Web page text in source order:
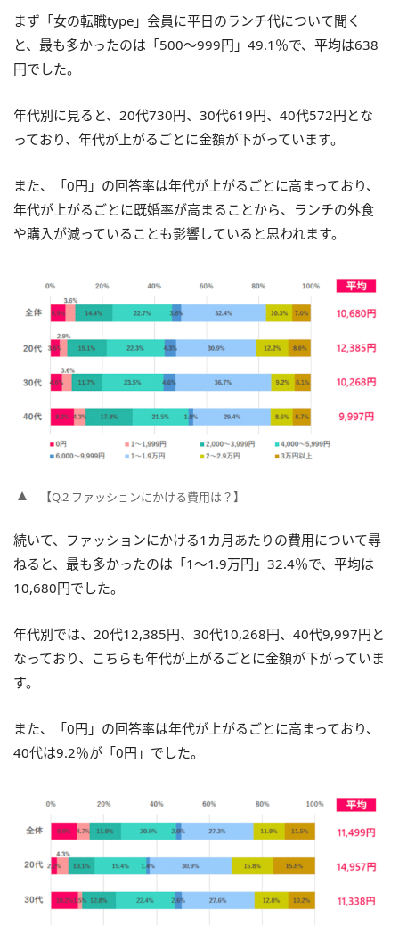
まず「女の転職type」会員に平日のランチ代について聞く
と、最も多かったのは「500～999円」49.1％で、平均は638
円でした。
年代別に見ると、20代730円、30代619円、40代572円とな
っており、年代が上がるごとに金額が下がっています。
また、「0円」の回答率は年代が上がるごとに高まっており、
年代が上がるごとに既婚率が高まることから、ランチの外食
や購入が減っていることも影響していると思われます。
【Q.2 ファッションにかける費用は？】
続いて、ファッションにかける1カ月あたりの費用について尋
ねると、最も多かったのは「1～1.9万円」32.4％で、平均は
10,680円でした。
年代別では、20代12,385円、30代10,268円、40代9,997円と
なっており、こちらも年代が上がるごとに金額が下がっていま
す。
また、「0円」の回答率は年代が上がるごとに高まっており、
40代は9.2％が「0円」でした。